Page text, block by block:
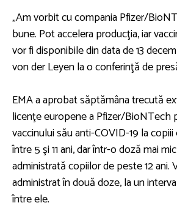
„Am vorbit cu compania Pfizer/
bune. Pot accelera producţia, iar
vor fi disponibile din data de 13
von der Leyen la o conferinţă de
EMA a aprobat săptămâna trecută
licenţe europene a Pfizer/BioNTech
vaccinului său anti-COVID-19 la
între 5 şi 11 ani, dar într-o doză mai
administrată copiilor de peste 12 ani.
administrat în două doze, la un
între ele.